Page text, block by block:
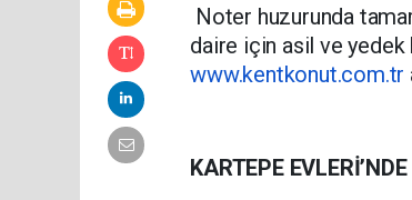
Noter huzurunda
daire için asil ve yedek
www.kentkonut.com.tr
KARTEPE